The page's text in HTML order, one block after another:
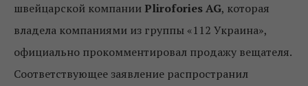
швейцарской компании Plirofories AG, которая
владела компаниями из группы «112 Украина»,
официально прокомментировал продажу вещателя.
Соответствующее заявление распространил